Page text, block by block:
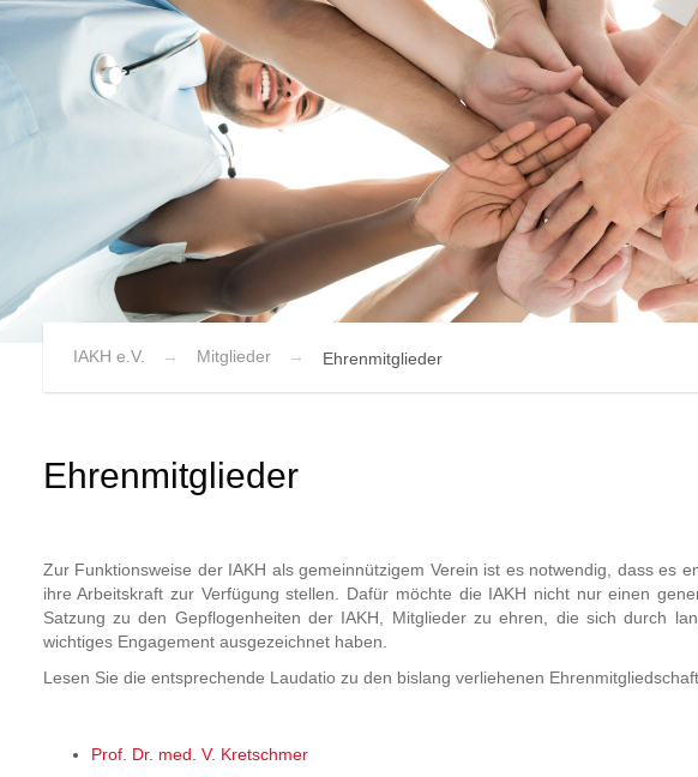
IAKH e.V. Mitglieder Ehrenmitglieder
Ehrenmitglieder
Zur Funktionsweise der IAKH als gemeinnützigem Verein ist es notwendig, dass es
ihre Arbeitskraft zur Verfügung stellen. Dafür möchte die IAKH nicht nur einen
Satzung zu den Gepflogenheiten der IAKH, Mitglieder zu ehren, die sich durch
wichtiges Engagement ausgezeichnet haben.
Lesen Sie die entsprechende Laudatio zu den bislang verliehenen
Prof. Dr. med. V. Kretschmer